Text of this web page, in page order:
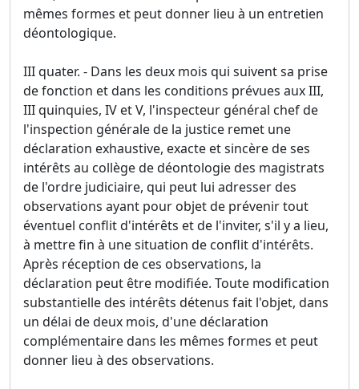
mêmes formes et peut donner lieu à un entretien
déontologique.
III quater. - Dans les deux mois qui suivent sa prise
de fonction et dans les conditions prévues aux III,
III quinquies, IV et V, l'inspecteur général chef de
l'inspection générale de la justice remet une
déclaration exhaustive, exacte et sincère de ses
intérêts au collège de déontologie des magistrats
de l'ordre judiciaire, qui peut lui adresser des
observations ayant pour objet de prévenir tout
éventuel conflit d'intérêts et de l'inviter, s'il y a lieu,
à mettre fin à une situation de conflit d'intérêts.
Après réception de ces observations, la
déclaration peut être modifiée. Toute modification
substantielle des intérêts détenus fait l'objet, dans
un délai de deux mois, d'une déclaration
complémentaire dans les mêmes formes et peut
donner lieu à des observations.